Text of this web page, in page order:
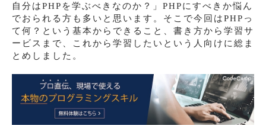
自分はPHPを学ぶべきなのか？」PHPにすべきか悩ん
でおられる方も多いと思います。そこで今回はPHPっ
て何？という基本からできること、書き方から学習サ
ービスまで、これから学習したいという人向けに総ま
とめしました。